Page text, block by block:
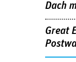
Dach
Great